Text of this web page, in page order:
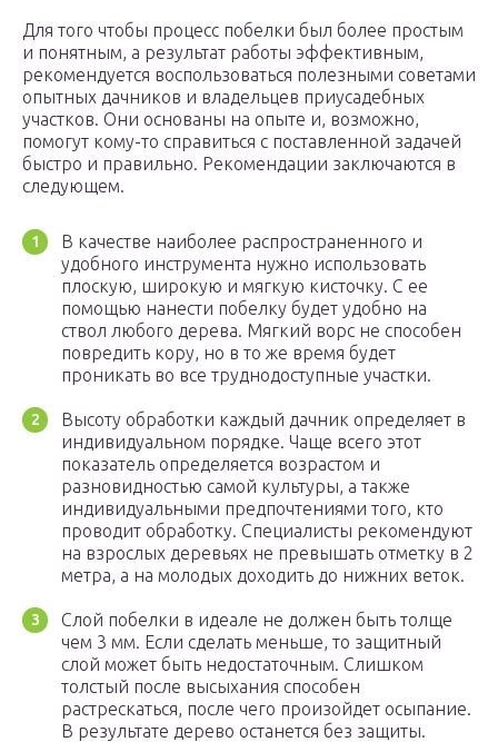
Для того чтобы процесс побелки был более простым
и понятным, а результат работы эффективным,
рекомендуется воспользоваться полезными советами
опытных дачников и владельцев приусадебных
участков. Они основаны на опыте и, возможно,
помогут кому-то справиться с поставленной задачей
быстро и правильно. Рекомендации заключаются в
следующем.
В качестве наиболее распространенного и
удобного инструмента нужно использовать
плоскую, широкую и мягкую кисточку. С ее
помощью нанести побелку будет удобно на
ствол любого дерева. Мягкий ворс не способен
повредить кору, но в то же время будет
проникать во все труднодоступные участки.
Высоту обработки каждый дачник определяет в
индивидуальном порядке. Чаще всего этот
показатель определяется возрастом и
разновидностью самой культуры, а также
индивидуальными предпочтениями того, кто
проводит обработку. Специалисты рекомендуют
на взрослых деревьях не превышать отметку в 2
метра, а на молодых доходить до нижних веток.
Слой побелки в идеале не должен быть толще
чем 3 мм. Если сделать меньше, то защитный
слой может быть недостаточным. Слишком
толстый после высыхания способен
растрескаться, после чего произойдет осыпание.
В результате дерево останется без защиты.